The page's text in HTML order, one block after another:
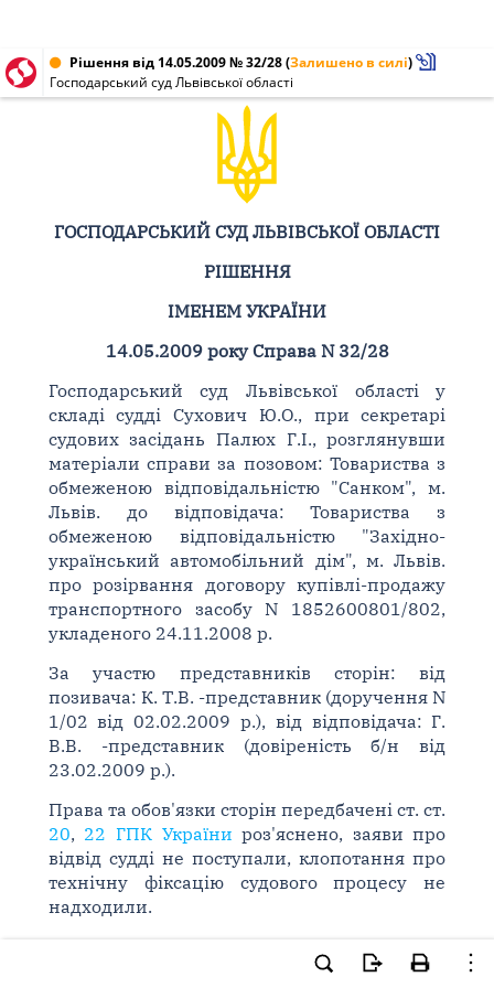
Рішення від 14.05.2009 № 32/28(Залишено в силі)
Господарський суд Львівської області
ГОСПОДАРСЬКИЙ СУД ЛЬВІВСЬКОЇ ОБЛАСТІ
РІШЕННЯ
ІМЕНЕМ УКРАЇНИ
14.05.2009 року Справа N 32/28
Господарський суд Львівської області у
складі судді Сухович Ю.О., при секретарі
судових засідань Палюх Г.І., розглянувши
матеріали справи за позовом: Товариства з
обмеженою відповідальністю "Санком", м.
Львів. до відповідача: Товариства з
обмеженою відповідальністю "Західно-
український автомобільний дім", м. Львів.
про розірвання договору купівлі-продажу
транспортного засобу N 1852600801/802,
укладеного 24.11.2008 р.
За участю представників сторін: від
позивача: К. Т.В. -представник (доручення N
1/02 від 02.02.2009 р.), від відповідача: Г.
В.В. -представник (довіреність б/н від
23.02.2009 р.).
Права та обов'язки сторін передбачені ст. ст.
20, 22 ГПК України роз'яснено, заяви про
відвід судді не поступали, клопотання про
технічну фіксацію судового процесу не
надходили.